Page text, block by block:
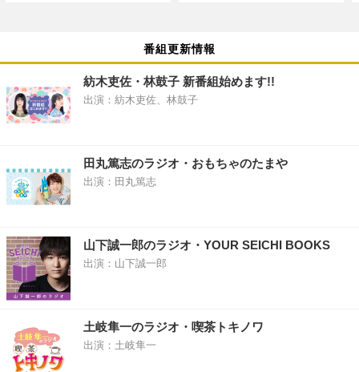
番組更新情報
紡木吏佐・林鼓子 新番組始めます!!
出演：紡木吏佐、林鼓子
田丸篤志のラジオ・おもちゃのたまや
出演：田丸篤志
山下誠一郎のラジオ・YOUR SEICHI BOOKS
出演：山下誠一郎
土岐隼一のラジオ・喫茶トキノワ
出演：土岐隼一